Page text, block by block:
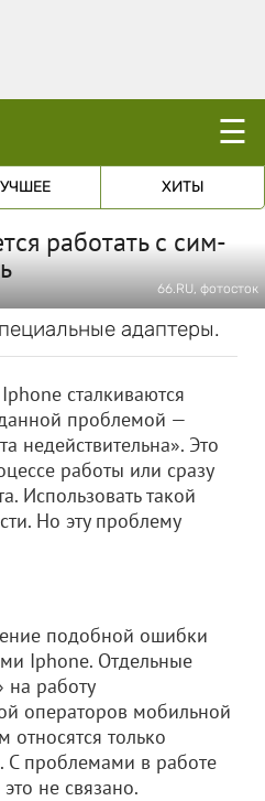
☰
ХИТЫ
работать с сим-
66.RU, фотосток
адаптеры.
сталкиваются
проблемой —
недействительна». Это
работы или сразу
Использовать такой
Но эту проблему
подобной ошибки
Iphonе. Отдельные
на работу
операторов мобильной
относятся только
проблемами в работе
не связано.